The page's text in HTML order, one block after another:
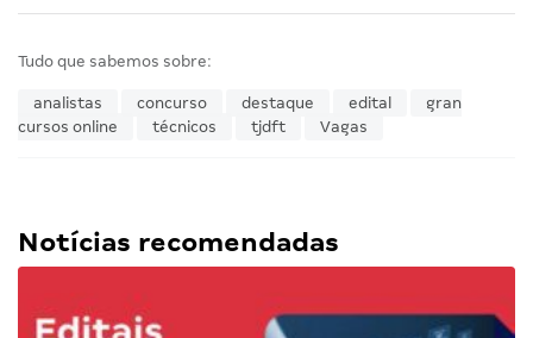
Tudo que sabemos sobre:
analistas concurso destaque edital
gran
cursos online
técnicos tjdft Vagas
Notícias recomendadas